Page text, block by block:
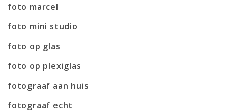
foto marcel
foto mini studio
foto op glas
foto op plexiglas
fotograaf aan huis
fotograaf echt